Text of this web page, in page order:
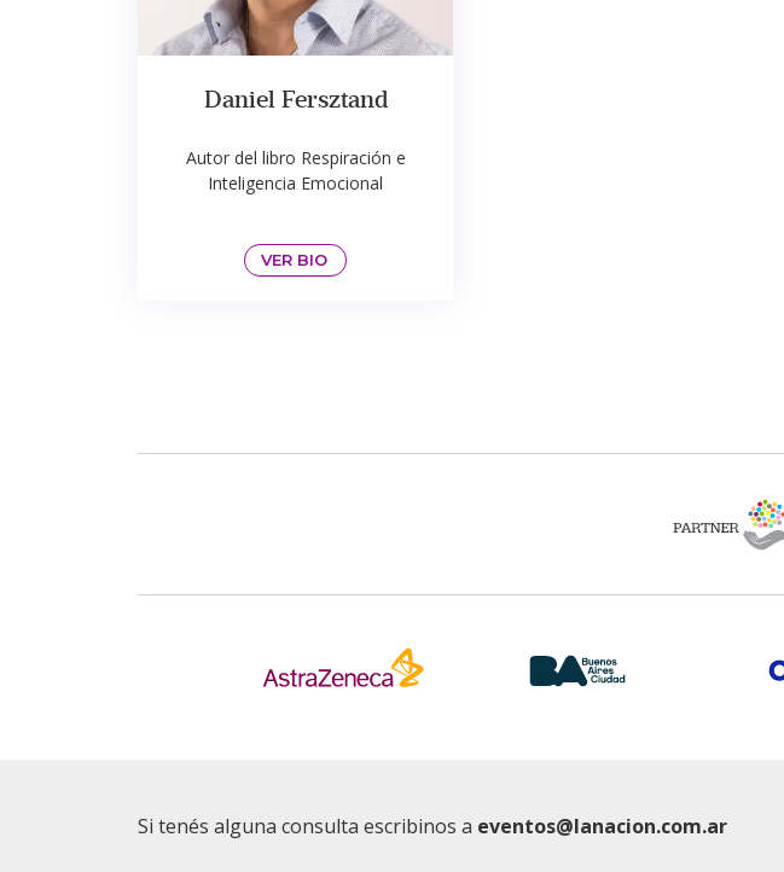
Daniel Fersztand
Autor del libro Respiración e
Inteligencia Emocional
VER BIO
Si tenés alguna consulta escribinos a eventos@lanacion.com.ar